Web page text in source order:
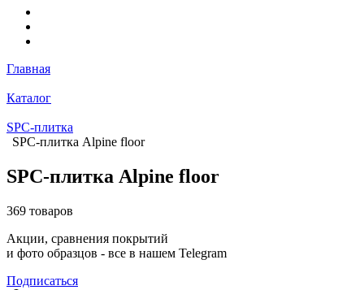
Главная
Каталог
SPC-плитка
SPC-плитка Alpine floor
SPC-плитка Alpine floor
369 товаров
Акции, сравнения покрытий
и фото образцов - все в нашем Telegram
Подписаться